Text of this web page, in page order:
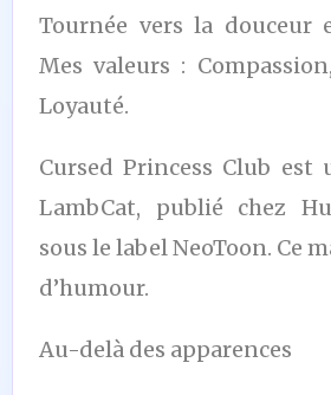
Tournée vers la douceur
Mes valeurs :
Loyauté.
Cursed Princess Club est
LambCat, publié chez
sous le label NeoToon. Ce
d’humour.
Au-delà des apparences